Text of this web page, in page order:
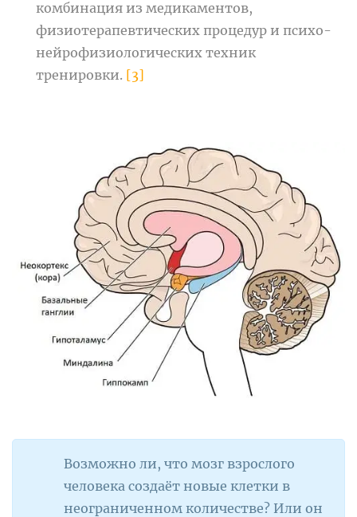
комбинация из медикаментов,
физиотерапевтических процедур и психо-
нейрофизиологических техник
тренировки. [3]
Возможно ли, что мозг взрослого
человека создаёт новые клетки в
неограниченном количестве? Или он